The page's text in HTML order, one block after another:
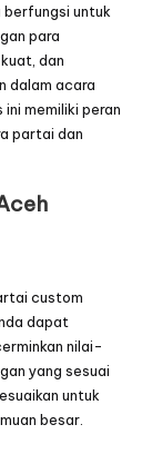
berfungsi untuk
para
dan
dalam acara
memiliki peran
partai dan
custom
dapat
nilai-
yang sesuai
untuk
besar.